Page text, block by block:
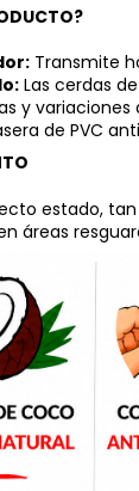
Transmite
Las cerdas
y
de PVC
estado,
áreas